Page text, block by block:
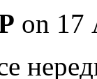
on 17